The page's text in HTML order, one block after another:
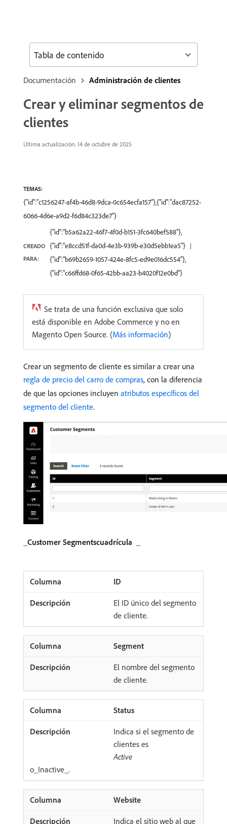
Documentación Administración de clientes
Crear y eliminar segmentos de
clientes
Última actualización: 14 de octubre de 2025
TEMAS:
{"id":"c1256247-af4b-46d8-9dca-0c654ecfa157"},{"id":"dac87252-
6066-4d6e-a9d2-f6d84c323de7"}
CREADO
PARA:
{"id":"b5a62a22-46f7-4f0d-b151-3fc640bef588"},
{"id":"e8ccd51f-da0d-4e3b-939b-e30d5ebb1ea5"}
{"id":"b69b2659-1057-424e-8fc5-ed9e016dc554"},
{"id":"c66ffd68-0f65-42bb-aa23-b4020f12e0bd"}
Se trata de una función exclusiva que solo
está disponible en Adobe Commerce y no en
Magento Open Source. (Más información)
Crear un segmento de cliente es similar a crear una
regla de precio del carro de compras, con la diferencia
de que las opciones incluyen atributos específicos del
segmento del cliente.
Customer Segmentscuadrícula ​
ID
El ID único del segmento
de cliente.
Segment
El nombre del segmento
de cliente.
Status
Indica si el segmento de
clientes es
Active
​o_Inactive_.
Website
Indica el sitio web al que
Tabla de contenido